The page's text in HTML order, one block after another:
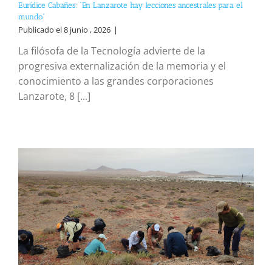
Eurídice Cabañes: “En Lanzarote hay lecciones ancestrales para el
mundo”
Publicado el 8 junio , 2026 |
La filósofa de la Tecnología advierte de la
progresiva externalización de la memoria y el
conocimiento a las grandes corporaciones
Lanzarote, 8 [...]